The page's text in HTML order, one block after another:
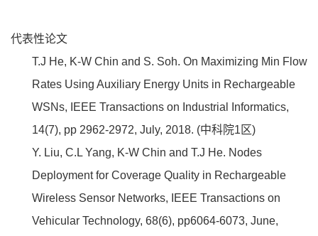
代表性论文
T.J He, K-W Chin and S. Soh. On Maximizing Min Flow
Rates Using Auxiliary Energy Units in Rechargeable
WSNs, IEEE Transactions on Industrial Informatics,
14(7), pp 2962-2972, July, 2018. (中科院1区)
Y. Liu, C.L Yang, K-W Chin and T.J He. Nodes
Deployment for Coverage Quality in Rechargeable
Wireless Sensor Networks, IEEE Transactions on
Vehicular Technology, 68(6), pp6064-6073, June,